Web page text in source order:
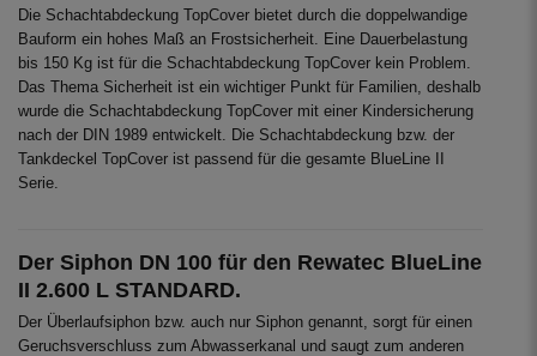
Die Schachtabdeckung TopCover bietet durch die doppelwandige
Bauform ein hohes Maß an Frostsicherheit. Eine Dauerbelastung
bis 150 Kg ist für die Schachtabdeckung TopCover kein Problem.
Das Thema Sicherheit ist ein wichtiger Punkt für Familien, deshalb
wurde die Schachtabdeckung TopCover mit einer Kindersicherung
nach der DIN 1989 entwickelt. Die Schachtabdeckung bzw. der
Tankdeckel TopCover ist passend für die gesamte BlueLine II
Serie.
Der Siphon DN 100 für den Rewatec BlueLine
II 2.600 L STANDARD.
Der Überlaufsiphon bzw. auch nur Siphon genannt, sorgt für einen
Geruchsverschluss zum Abwasserkanal und saugt zum anderen